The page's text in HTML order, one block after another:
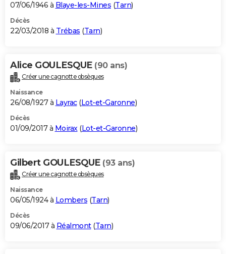
07/06/1946 à Blaye-les-Mines (Tarn)
Décès
22/03/2018 à Trébas (Tarn)
Alice GOULESQUE (90 ans)
Créer une cagnotte obsèques
Naissance
26/08/1927 à Layrac(Lot-et-Garonne)
Décès
01/09/2017 à Moirax(Lot-et-Garonne)
Gilbert GOULESQUE (93 ans)
Créer une cagnotte obsèques
Naissance
06/05/1924 à Lombers (Tarn)
Décès
09/06/2017 à Réalmont(Tarn)